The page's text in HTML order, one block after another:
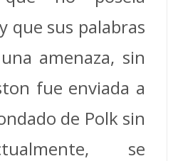
que sus palabras
amenaza, sin
fue enviada a
de Polk sin
se